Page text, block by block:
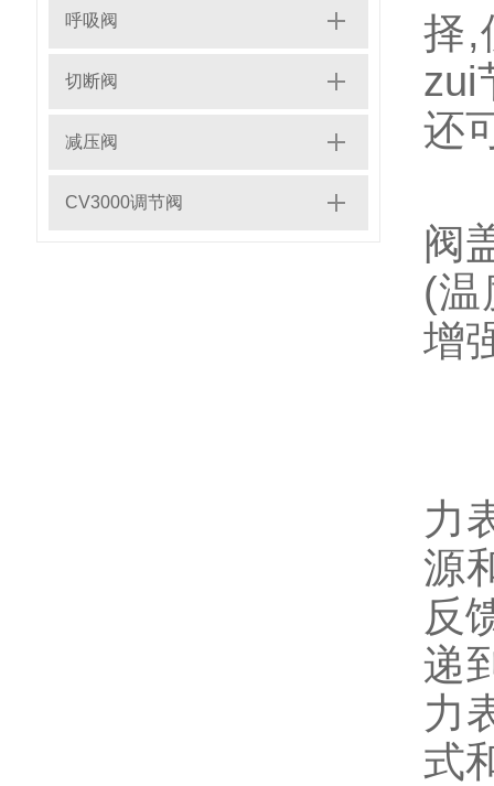
呼吸阀
切断阀
减压阀
CV3000调节阀
择,
zui
还
阀
(温
增
力
源
反
递
力
式